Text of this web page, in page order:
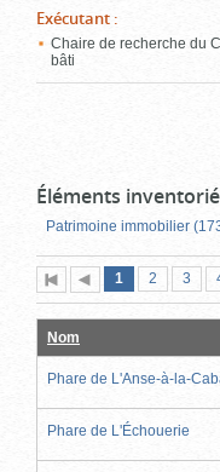
Exécutant :
Chaire de recherche du
bâti
Éléments
Patrimoine immobilier
Première
page
Page
précédente
Page
1 (page
actuelle)
Page
2 Page
3
Nom
Phare de L'Anse-à-la-
Phare de L'Échouerie